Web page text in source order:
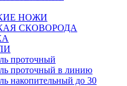
НОЖИ
СКОВОРОДА
проточный
проточный в линию
накопительный до 30